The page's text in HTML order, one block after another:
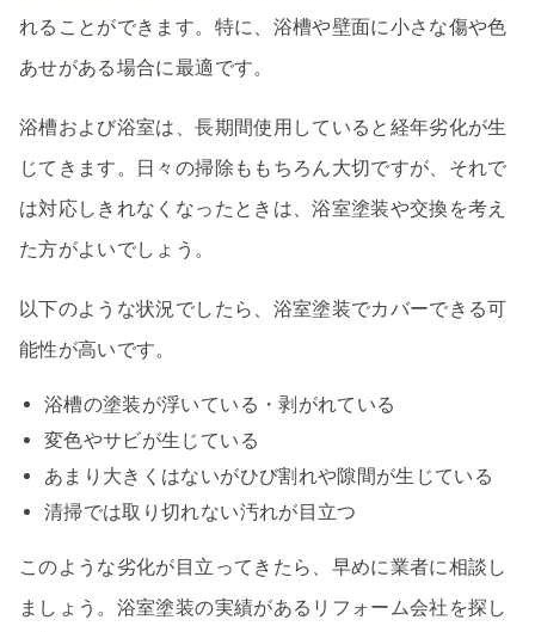
れることができます。特に、浴槽や壁面に小さな傷や色
あせがある場合に最適です。
浴槽および浴室は、長期間使用していると経年劣化が生
じてきます。日々の掃除ももちろん大切ですが、それで
は対応しきれなくなったときは、浴室塗装や交換を考え
た方がよいでしょう。
以下のような状況でしたら、浴室塗装でカバーできる可
能性が高いです。
浴槽の塗装が浮いている・剥がれている
変色やサビが生じている
あまり大きくはないがひび割れや隙間が生じている
清掃では取り切れない汚れが目立つ
このような劣化が目立ってきたら、早めに業者に相談し
ましょう。浴室塗装の実績があるリフォーム会社を探し